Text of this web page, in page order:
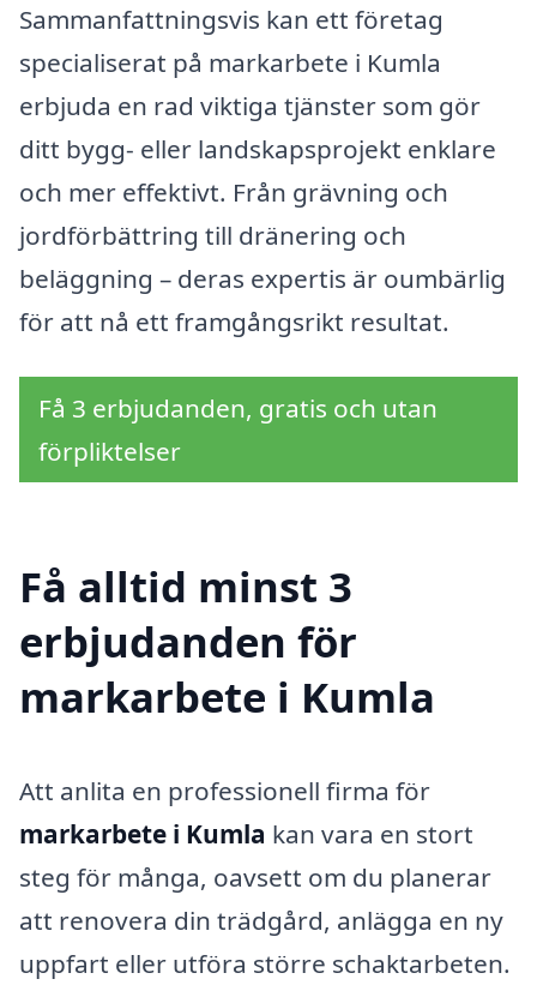
Sammanfattningsvis kan ett företag
specialiserat på markarbete i Kumla
erbjuda en rad viktiga tjänster som gör
ditt bygg- eller landskapsprojekt enklare
och mer effektivt. Från grävning och
jordförbättring till dränering och
beläggning – deras expertis är oumbärlig
för att nå ett framgångsrikt resultat.
Få 3 erbjudanden, gratis och utan
förpliktelser
Få alltid minst 3
erbjudanden för
markarbete i Kumla
Att anlita en professionell firma för
markarbete i Kumla kan vara en stort
steg för många, oavsett om du planerar
att renovera din trädgård, anlägga en ny
uppfart eller utföra större schaktarbeten.